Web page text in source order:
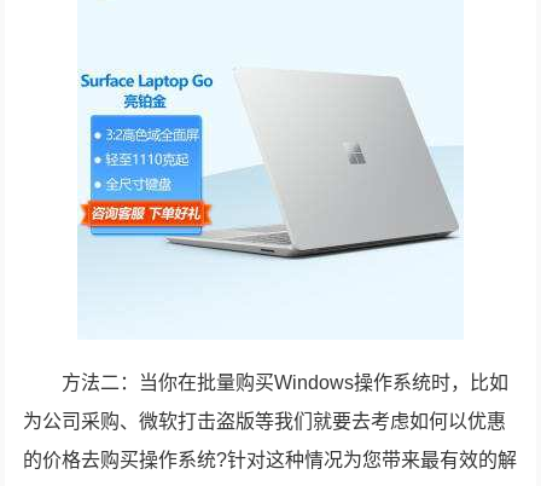
方法二：当你在批量购买Windows操作系统时，比如
为公司采购、微软打击盗版等我们就要去考虑如何以优惠
的价格去购买操作系统?针对这种情况为您带来最有效的解